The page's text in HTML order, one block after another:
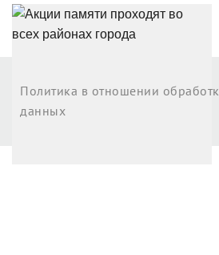
Возврат к списку
Политика в отношении
данных